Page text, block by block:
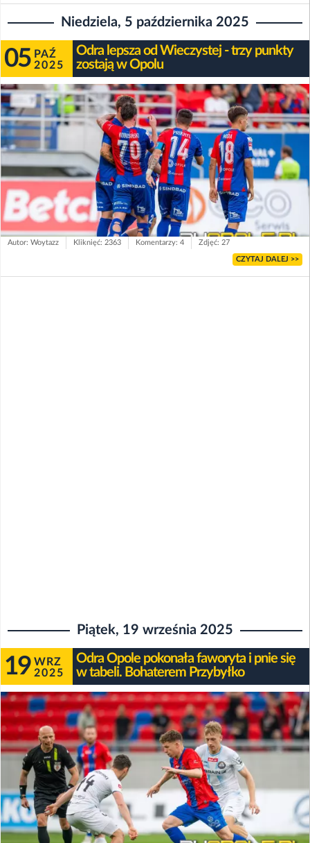
Niedziela, 5 października 2025
05 PAŹ
2025
Odra lepsza od Wieczystej - trzy punkty
zostają w Opolu
Autor: Woytazz Kliknięć: 2363 Komentarzy: 4 Zdjęć: 27
CZYTAJ DALEJ >>
Piątek, 19 września 2025
19 WRZ
2025
Odra Opole pokonała faworyta i pnie się
w tabeli. Bohaterem Przybyłko